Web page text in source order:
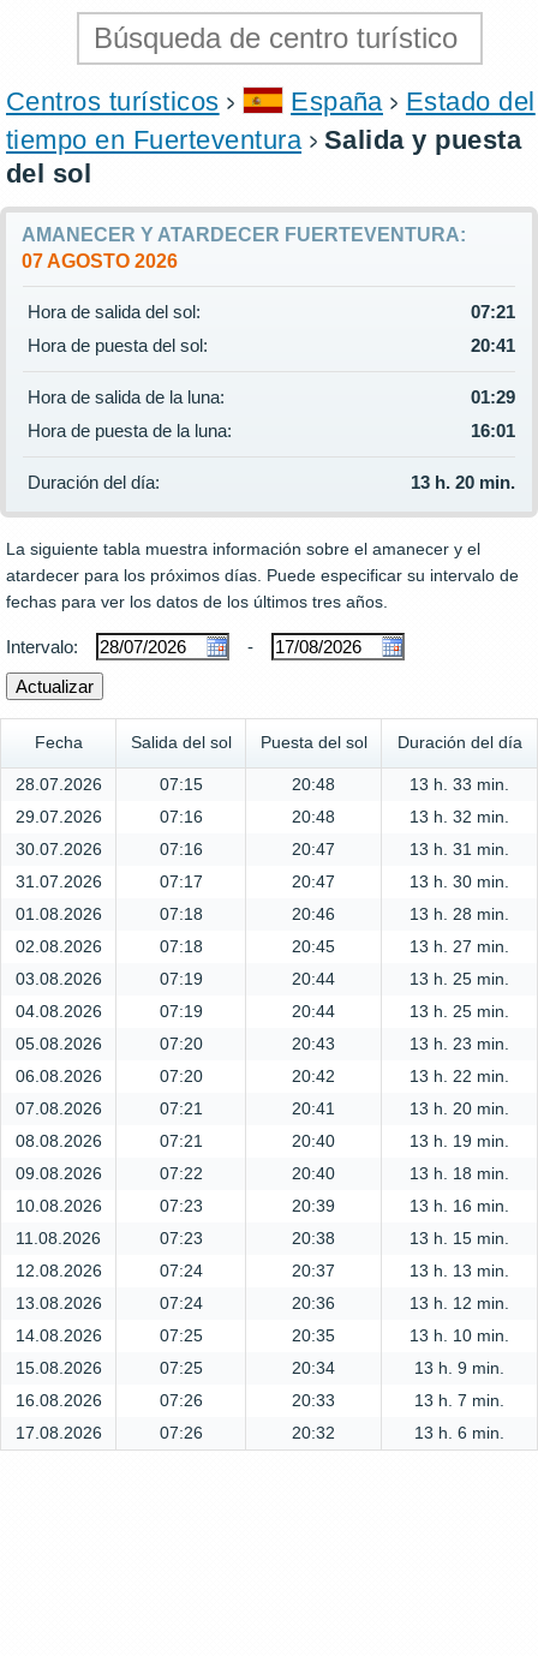
Centros turísticos España
Estado del
tiempo en Fuerteventura
Salida y puesta
del sol
AMANECER Y ATARDECER FUERTEVENTURA:
07 AGOSTO 2026
Hora de salida del sol:
07:21
Hora de puesta del sol:
20:41
Hora de salida de la luna:
01:29
Hora de puesta de la luna:
16:01
Duración del día: 13 h. 20 min.
La siguiente tabla muestra información sobre el amanecer y el
atardecer para los próximos días. Puede especificar su intervalo de
fechas para ver los datos de los últimos tres años.
Intervalo: -
Fecha Salida del sol Puesta del sol Duración del día
28.07.2026 07:15 20:48
13 h. 33 min.
29.07.2026
07:16 20:48
13 h. 32 min.
30.07.2026
07:16 20:47
13 h. 31 min.
31.07.2026
07:17 20:47
13 h. 30 min.
01.08.2026
07:18 20:46
13 h. 28 min.
02.08.2026
07:18 20:45
13 h. 27 min.
03.08.2026
07:19 20:44
13 h. 25 min.
04.08.2026
07:19 20:44
13 h. 25 min.
05.08.2026
07:20 20:43
13 h. 23 min.
06.08.2026
07:20 20:42
13 h. 22 min.
07.08.2026
07:21 20:41
13 h. 20 min.
08.08.2026
07:21 20:40
13 h. 19 min.
09.08.2026
07:22 20:40
13 h. 18 min.
10.08.2026
07:23 20:39
13 h. 16 min.
11.08.2026
07:23 20:38
13 h. 15 min.
12.08.2026
07:24 20:37
13 h. 13 min.
13.08.2026
07:24 20:36
13 h. 12 min.
14.08.2026
07:25 20:35
13 h. 10 min.
15.08.2026
07:25 20:34
13 h. 9 min.
16.08.2026
07:26 20:33
13 h. 7 min.
17.08.2026
07:26 20:32 13 h. 6 min.